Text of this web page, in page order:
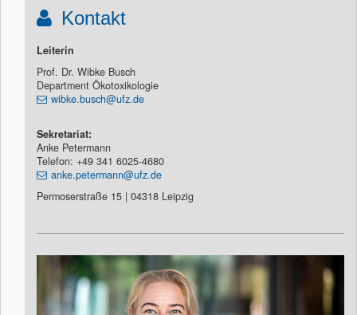
Kontakt
Leiterin
Prof. Dr. Wibke Busch
Department Ökotoxikologie
wibke.busch@ufz.de
Sekretariat:
Anke Petermann
Telefon: +49 341 6025-4680
anke.petermann@ufz.de
Permoserstraße 15 | 04318 Leipzig